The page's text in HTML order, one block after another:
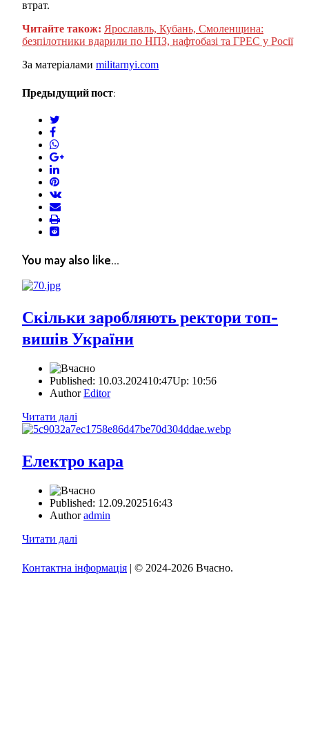
втрат.
Читайте також: Ярославль, Кубань, Смоленщина:
безпілотники вдарили по НПЗ, нафтобазі та ГРЕС у Росії
За матеріалами militarnyi.com
Предыдущий пост:
facebook
google+
linkedin
pinterest
vkontakte
email
print
reddit
reddit
You may also like...
Скільки заробляють ректори топ-
вишів України
Published: 10.03.202410:47Up: 10:56
AuthorEditor
Читати далі
Електро кара
Published: 12.09.202516:43
Authoradmin
Читати далі
Контактна інформація | © 2024-2026 Вчасно.